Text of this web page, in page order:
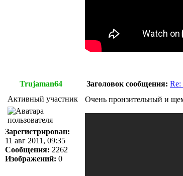
Trujaman64 Заголовок сообщения:
Активный участник
Зарегистрирован:
11 авг 2011, 09:35
Сообщения: 2262
Изображений: 0
Очень пронзительный и